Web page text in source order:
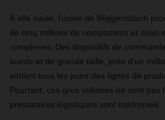
À elle seule, l’usine de Wiggensbach
de cinq millions de composants et
complexes. Des dispositifs de
lourds et de grande taille, près d’un
sortent tous les jours des lignes de
Pourtant, ces gros volumes ne sont pas
prestataires logistiques sont confrontés.